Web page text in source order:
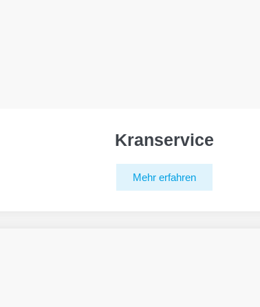
Kranservice
Mehr erfahren